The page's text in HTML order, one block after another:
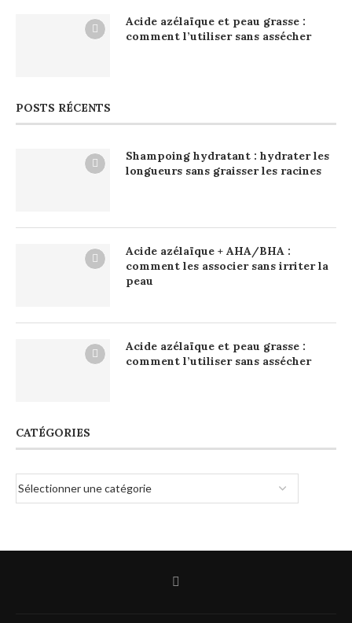
Acide azélaïque et peau grasse :
comment l’utiliser sans assécher
POSTS RÉCENTS
Shampoing hydratant : hydrater les
longueurs sans graisser les racines
Acide azélaïque + AHA/BHA :
comment les associer sans irriter la
peau
Acide azélaïque et peau grasse :
comment l’utiliser sans assécher
CATÉGORIES